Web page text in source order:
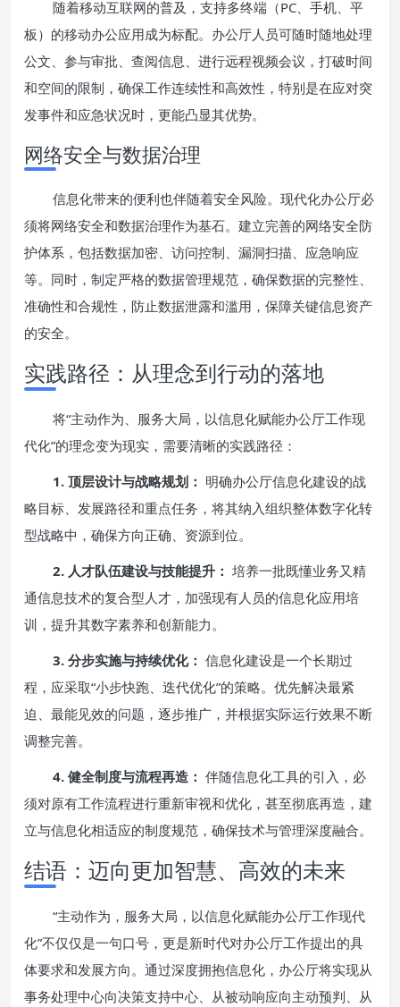
随着移动互联网的普及，支持多终端（PC、手机、平
板）的移动办公应用成为标配。办公厅人员可随时随地处理
公文、参与审批、查阅信息、进行远程视频会议，打破时间
和空间的限制，确保工作连续性和高效性，特别是在应对突
发事件和应急状况时，更能凸显其优势。
网络安全与数据治理
信息化带来的便利也伴随着安全风险。现代化办公厅必
须将网络安全和数据治理作为基石。建立完善的网络安全防
护体系，包括数据加密、访问控制、漏洞扫描、应急响应
等。同时，制定严格的数据管理规范，确保数据的完整性、
准确性和合规性，防止数据泄露和滥用，保障关键信息资产
的安全。
实践路径：从理念到行动的落地
将“主动作为、服务大局，以信息化赋能办公厅工作现
代化”的理念变为现实，需要清晰的实践路径：
1. 顶层设计与战略规划： 明确办公厅信息化建设的战
略目标、发展路径和重点任务，将其纳入组织整体数字化转
型战略中，确保方向正确、资源到位。
2. 人才队伍建设与技能提升： 培养一批既懂业务又精
通信息技术的复合型人才，加强现有人员的信息化应用培
训，提升其数字素养和创新能力。
3. 分步实施与持续优化： 信息化建设是一个长期过
程，应采取“小步快跑、迭代优化”的策略。优先解决最紧
迫、最能见效的问题，逐步推广，并根据实际运行效果不断
调整完善。
4. 健全制度与流程再造： 伴随信息化工具的引入，必
须对原有工作流程进行重新审视和优化，甚至彻底再造，建
立与信息化相适应的制度规范，确保技术与管理深度融合。
结语：迈向更加智慧、高效的未来
“主动作为，服务大局，以信息化赋能办公厅工作现代
化”不仅仅是一句口号，更是新时代对办公厅工作提出的具
体要求和发展方向。通过深度拥抱信息化，办公厅将实现从
事务处理中心向决策支持中心、从被动响应向主动预判、从